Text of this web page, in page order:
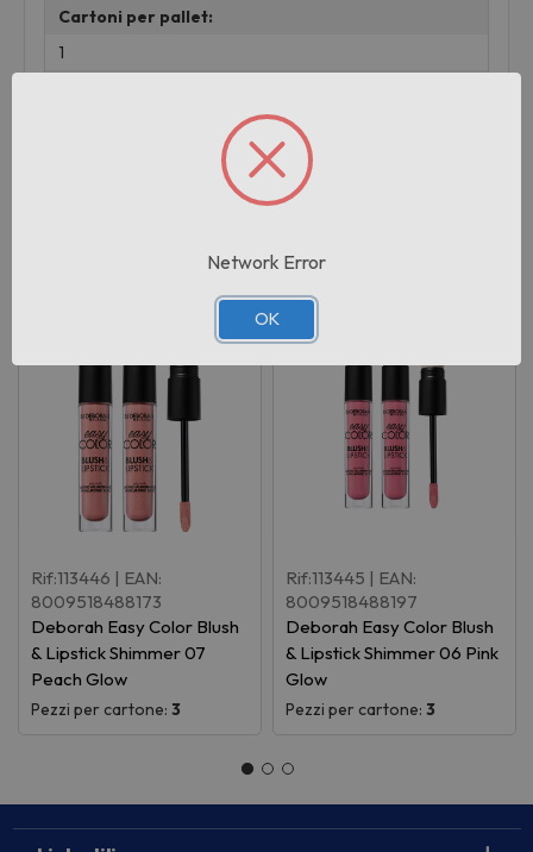
Cartoni per pallet:
1
Rif:113446 | EAN:
8009518488173
Deborah Easy Color Blush
& Lipstick Shimmer 07
Peach Glow
Pezzi per cartone:3
Rif:113445 | EAN:
8009518488197
Deborah Easy Color Blush
& Lipstick Shimmer 06 Pink
Glow
Pezzi per cartone:3
Network Error
OK